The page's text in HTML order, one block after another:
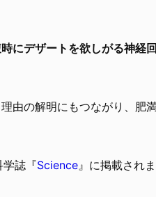
にデザートを欲しがる神経
由の解明にもつながり、肥
誌『Science 』に掲載されま